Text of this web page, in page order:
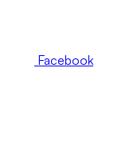
Facebook